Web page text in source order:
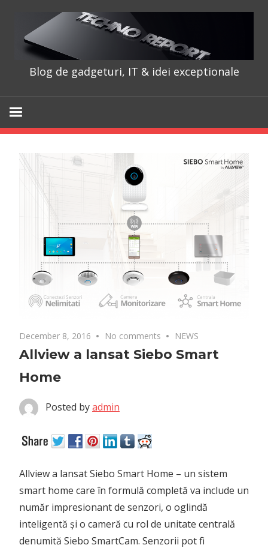
content
Blog de gadgeturi, IT & idei exceptionale
December 8, 2016 No comments NEWS
Allview a lansat Siebo Smart
Home
Posted byadmin
Allview a lansat Siebo Smart Home – un sistem
smart home care în formulă completă va include un
număr impresionant de senzori, o oglindă
inteligentă și o cameră cu rol de unitate centrală
denumită Siebo SmartCam. Senzorii pot fi